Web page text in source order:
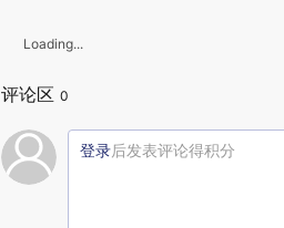
Loading...
评论区 0
登录后发表评论得积分